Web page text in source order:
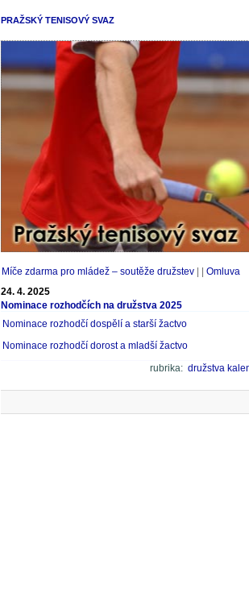
PRAŽSKÝ TENISOVÝ SVAZ
Míče zdarma pro mládež – soutěže družstev
Omluva
24. 4. 2025
Nominace rozhodčích na družstva 2025
Nominace rozhodčí dospělí a starší žactvo
Nominace rozhodčí dorost a mladší žactvo
rubrika: družstva